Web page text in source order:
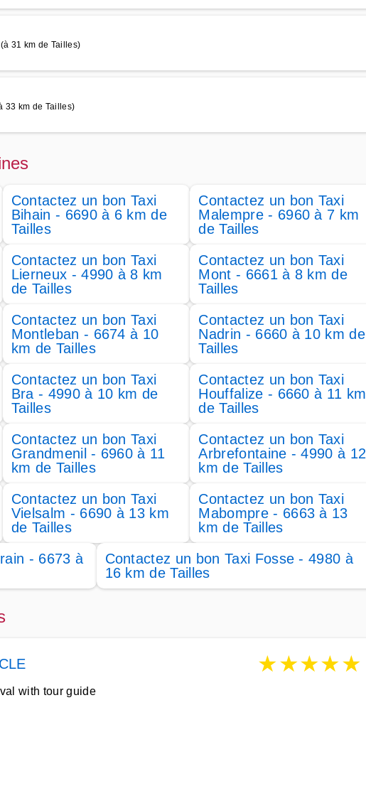
31 km de Tailles)
33 km de Tailles)
Contactez un bon Taxi
Bihain - 6690 à 6 km de
Tailles
Contactez un bon Taxi
Malempre - 6960 à 7 km
de Tailles
Contactez un bon Taxi
Lierneux - 4990 à 8 km
de Tailles
Contactez un bon Taxi
Mont - 6661 à 8 km de
Tailles
Contactez un bon Taxi
Montleban - 6674 à 10
km de Tailles
Contactez un bon Taxi
Nadrin - 6660 à 10 km de
Tailles
Contactez un bon Taxi
Bra - 4990 à 10 km de
Tailles
Contactez un bon Taxi
Houffalize - 6660 à 11 km
de Tailles
Contactez un bon Taxi
Grandmenil - 6960 à 11
km de Tailles
Contactez un bon Taxi
Arbrefontaine - 4990 à 12
km de Tailles
Contactez un bon Taxi
Vielsalm - 6690 à 13 km
de Tailles
Contactez un bon Taxi
Mabompre - 6663 à 13
km de Tailles
- 6673 à
Contactez un bon Taxi Fosse - 4980 à
16 km de Tailles
★★★★★
with tour guide